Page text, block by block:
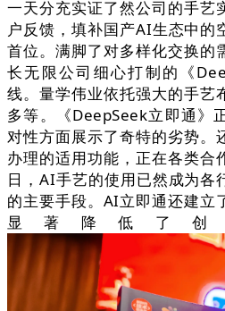
一天分充实证了然公司的手艺
户反馈，填补国产AI生态中的
首位。满脚了对多样化交换的
长无限公司细心打制的《
线。量学伟业依托强大的手艺
多等。《DeepSeek立即通》
对性方面展示了奇特的劣势。
办理的适用功能，正在各类合
日，AI手艺的使用已然成为各
的主要手段。AI立即通还建立
显著降低了创